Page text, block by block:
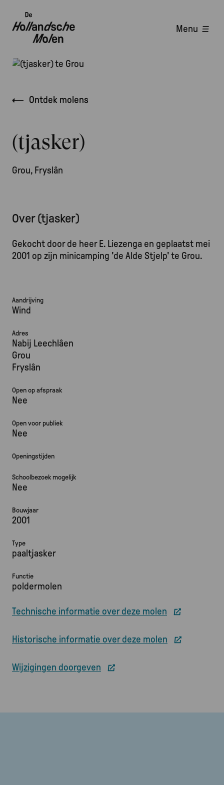
naar
gaan
Hoofdnavigatie
Menu
Ontdek molens
(tjasker)
Grou, Fryslân
Afbeelding
Over (tjasker)
Gekocht door de heer E. Liezenga en geplaatst mei
2001 op zijn minicamping 'de Alde Stjelp' te Grou.
Bouwjaar
2001
Type
paaltjasker
Functie
poldermolen
Aandrijving
Wind
Adres
Nabij Leechlâen
Grou
Fryslân
Open op afspraak
Nee
Open voor publiek
Nee
Openingstijden
Schoolbezoek mogelijk
Nee
Technische informatie over deze molen
Historische informatie over deze molen
Wijzigingen doorgeven